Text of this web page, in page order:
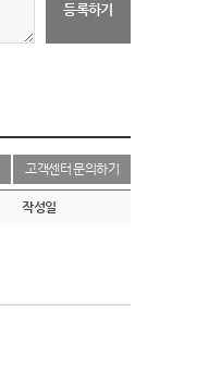
등록하기
고객센터 문의하기
작성일